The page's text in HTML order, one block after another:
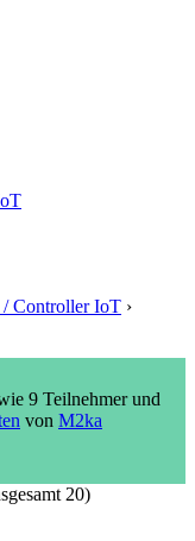
/ Controller IoT ›
9 Teilnehmer und
von M2ka
20)